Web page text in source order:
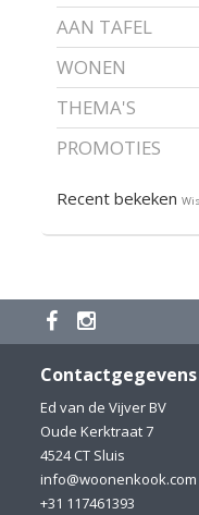
AAN TAFEL
WONEN
THEMA'S
PROMOTIES
Recent bekeken
Contactgegevens
Ed van de Vijver BV
Oude Kerktraat 7
4524 CT Sluis
info@woonenkook.com
+31 117461393